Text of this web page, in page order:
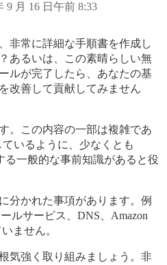
9 月 16 日午前 8:33
非常に詳細な手順書を作成し
あるいは、この素晴らしい無
ルが完了したら、あなたの基
改善して貢献してみません
。この内容の一部は複雑であ
ているように、少なくとも
る一般的な事前知識があると役
分かれた事項があります。例
ルサービス、DNS、Amazon
ません。
気強く取り組みましょう。非